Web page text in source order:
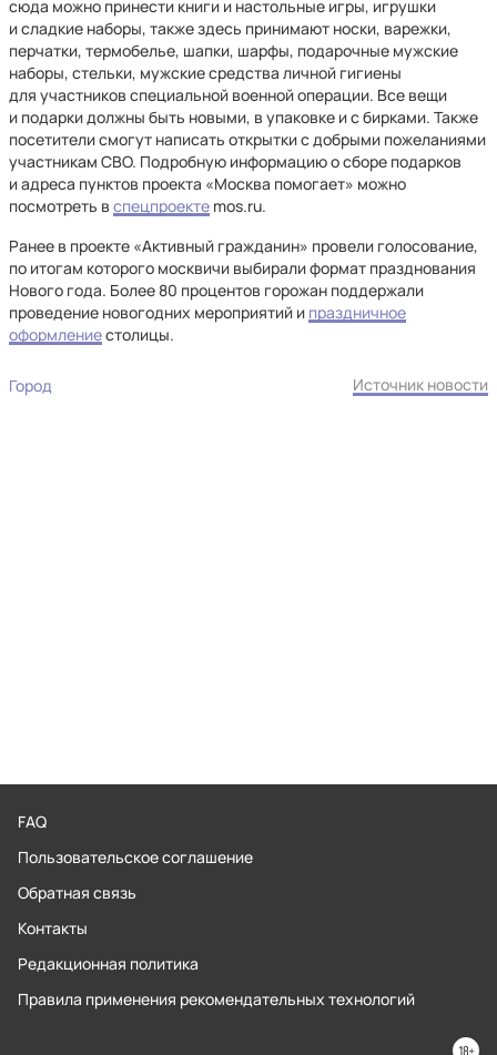
сюда можно принести книги и настольные игры, игрушки
и сладкие наборы, также здесь принимают носки, варежки,
перчатки, термобелье, шапки, шарфы, подарочные мужские
наборы, стельки, мужские средства личной гигиены
для участников специальной военной операции. Все вещи
и подарки должны быть новыми, в упаковке и с бирками. Также
посетители смогут написать открытки с добрыми пожеланиями
участникам СВО. Подробную информацию о сборе подарков
и адреса пунктов проекта «Москва помогает» можно
посмотреть в спецпроекте mos.ru.
Ранее в проекте «Активный гражданин» провели голосование,
по итогам которого москвичи выбирали формат празднования
Нового года. Более 80 процентов горожан поддержали
проведение новогодних мероприятий и праздничное
оформлениестолицы.
Город Источник новости
FAQ
Пользовательское соглашение
Обратная связь
Контакты
Редакционная политика
Правила применения рекомендательных технологий